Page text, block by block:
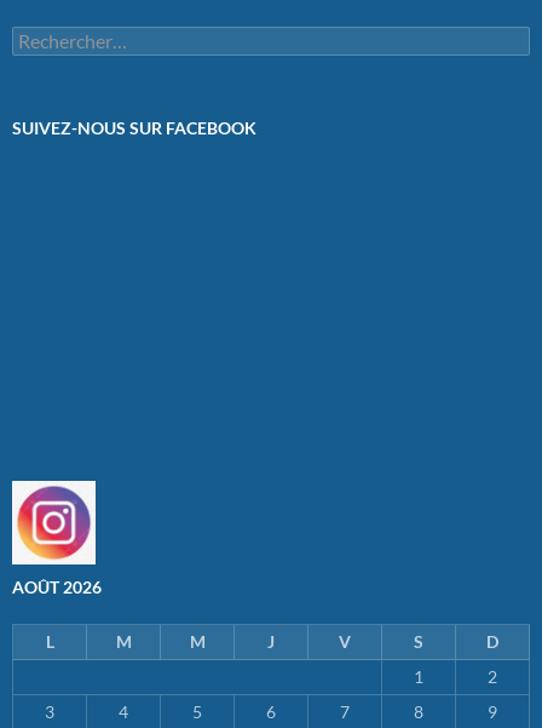
Rechercher :
SUIVEZ-NOUS SUR FACEBOOK
AOÛT 2026
L M M J V S
D
1
2
3
4 5 6 7 8 9